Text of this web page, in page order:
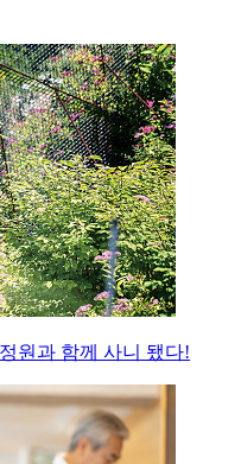
원과 함께 사니 됐다!